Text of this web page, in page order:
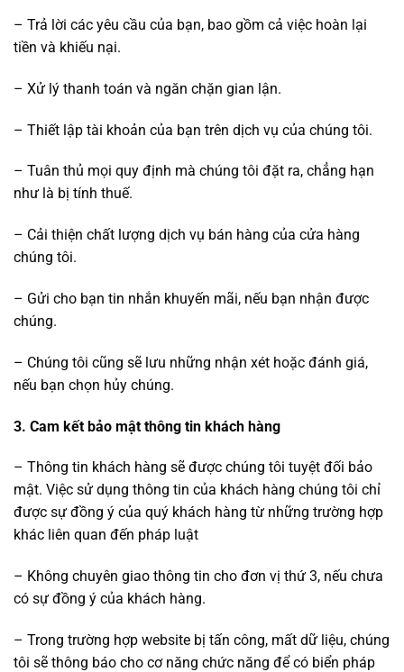
– Trả lời các yêu cầu của bạn, bao gồm cả việc hoàn lại
tiền và khiếu nại.
– Xử lý thanh toán và ngăn chặn gian lận.
– Thiết lập tài khoản của bạn trên dịch vụ của chúng tôi.
– Tuân thủ mọi quy định mà chúng tôi đặt ra, chẳng hạn
như là bị tính thuế.
– Cải thiện chất lượng dịch vụ bán hàng của cửa hàng
chúng tôi.
– Gửi cho bạn tin nhắn khuyến mãi, nếu bạn nhận được
chúng.
– Chúng tôi cũng sẽ lưu những nhận xét hoặc đánh giá,
nếu bạn chọn hủy chúng.
3. Cam kết bảo mật thông tin khách hàng
– Thông tin khách hàng sẽ được chúng tôi tuyệt đối bảo
mật. Việc sử dụng thông tin của khách hàng chúng tôi chỉ
được sự đồng ý của quý khách hàng từ những trường hợp
khác liên quan đến pháp luật
– Không chuyên giao thông tin cho đơn vị thứ 3, nếu chưa
có sự đồng ý của khách hàng.
– Trong trường hợp website bị tấn công, mất dữ liệu, chúng
tôi sẽ thông báo cho cơ năng chức năng để có biển pháp